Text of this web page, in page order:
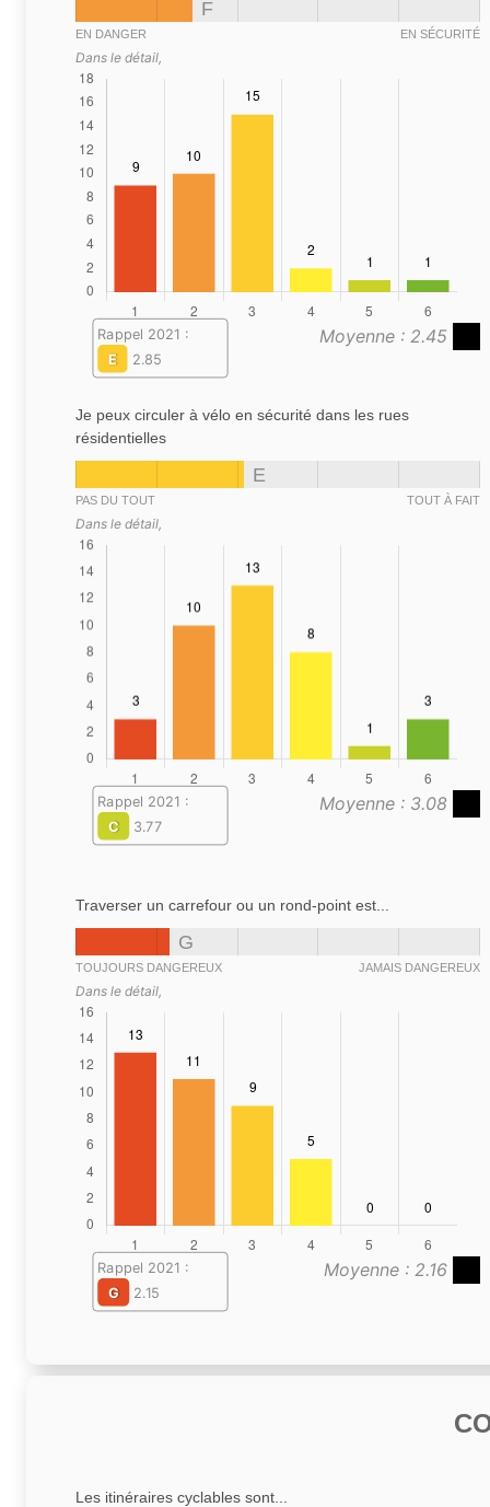
F
EN DANGER EN SÉCURITÉ
Dans le détail,
Moyenne : 2.45
Rappel 2021 :
E
2.85
Je peux circuler à vélo en sécurité dans les rues
résidentielles
E
PAS DU TOUT TOUT À FAIT
Dans le détail,
Moyenne : 3.08
Rappel 2021 :
C
3.77
Traverser un carrefour ou un rond-point est...
G
TOUJOURS DANGEREUX JAMAIS DANGEREUX
Dans le détail,
Moyenne : 2.16
Rappel 2021 :
G
2.15
Les itinéraires cyclables sont...